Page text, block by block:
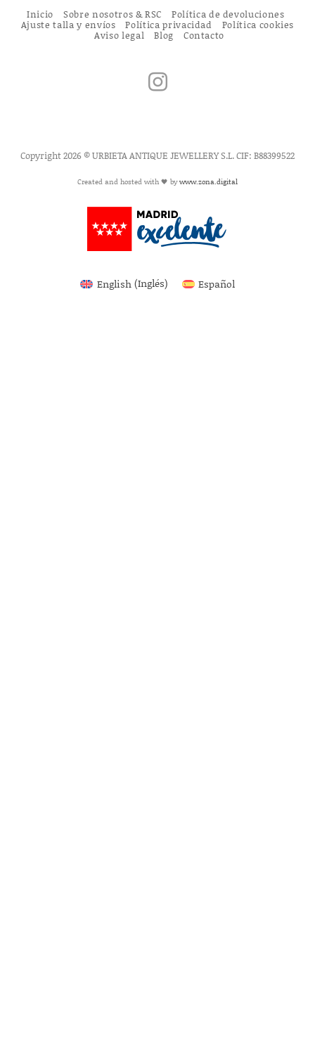
Inicio Sobre nosotros & RSC
Política de devoluciones
Ajuste talla y envíos
Política privacidad
Política cookies
Aviso legal
Blog Contacto
Copyright 2026 © URBIETA ANTIQUE JEWELLERY S.L. CIF: B88399522
Created and hosted with 🖤 bywww.zona.digital
English(Inglés) Español